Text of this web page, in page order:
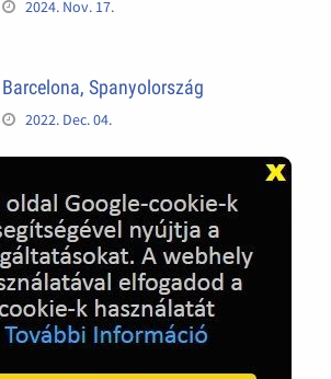
2024. Nov. 17.
Barcelona, Spanyolország
2022. Dec. 04.
Hagymatikum | Makó fürdő
2022. Nov. 01.